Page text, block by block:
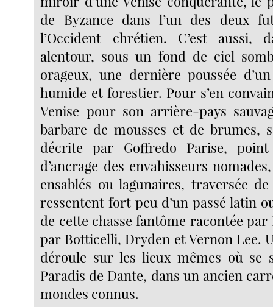
de Byzance dans l’un des deux
l’Occident chrétien. C’est aussi,
alentour, sous un fond de ciel
orageux, une dernière poussée
humide et forestier. Pour s’en
Venise pour son arrière-pays
barbare de mousses et de brumes,
décrite par Goffredo Parise,
d’ancrage des envahisseurs
ensablés ou lagunaires, traversée
ressentent fort peu d’un passé latin
de cette chasse fantôme racontée
par Botticelli, Dryden et Vernon Lee.
déroule sur les lieux mêmes où se
Paradis de Dante, dans un ancien
mondes connus.